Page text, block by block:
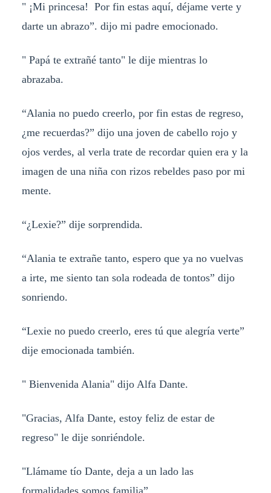
" ¡Mi princesa! Por fin estas aquí, déjame verte y
darte un abrazo”. dijo mi padre emocionado.
" Papá te extrañé tanto" le dije mientras lo
abrazaba.
“Alania no puedo creerlo, por fin estas de regreso,
¿me recuerdas?” dijo una joven de cabello rojo y
ojos verdes, al verla trate de recordar quien era y la
imagen de una niña con rizos rebeldes paso por mi
mente.
“¿Lexie?” dije sorprendida.
“Alania te extrañe tanto, espero que ya no vuelvas
a irte, me siento tan sola rodeada de tontos” dijo
sonriendo.
“Lexie no puedo creerlo, eres tú que alegría verte”
dije emocionada también.
" Bienvenida Alania" dijo Alfa Dante.
"Gracias, Alfa Dante, estoy feliz de estar de
regreso" le dije sonriéndole.
"Llámame tío Dante, deja a un lado las
formalidades somos familia”.